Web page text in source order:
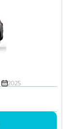
2025